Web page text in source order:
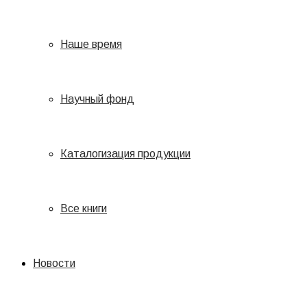
Наше время
Научный фонд
Каталогизация продукции
Все книги
Новости